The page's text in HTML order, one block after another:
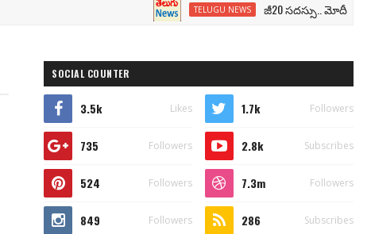
TELUGU NEWS జీ20 సదస్సు.. మోదీ సీటు వద్ద
SOCIAL COUNTER
3.5k Likes 1.7k Followers
735 Followers 2.8k Subscribes
524 Followers 7.3m Followers
849 Followers 286 Subscribes